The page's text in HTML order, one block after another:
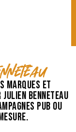
marques et
Benneteau
pub ou